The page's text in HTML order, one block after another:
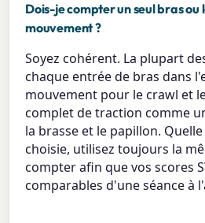
Dois-je compter un seul bras ou
mouvement ?
Soyez cohérent. La plupart
chaque entrée de bras dans
mouvement pour le crawl et
complet de traction comme
la brasse et le papillon.
choisie, utilisez toujours la
compter afin que vos scores
comparables d'une séance à